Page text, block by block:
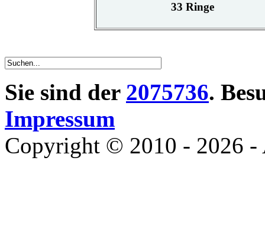
33 Ringe
Sie sind der 2075736.
Impressum
Copyright © 2010 - 2026 -